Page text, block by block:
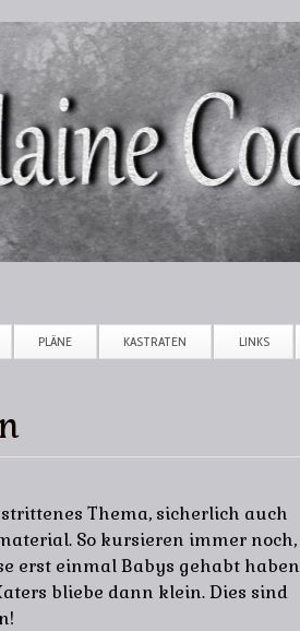
PLÄNE KASTRATEN LINKS
Thema, sicherlich auch
So kursieren immer noch,
erst einmal Babys gehabt haben
bliebe dann klein. Dies sind